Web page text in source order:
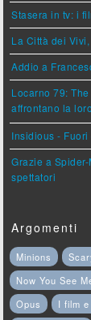
Stasera in tv: i
La Città dei
Addio a
Locarno 79:
affrontano la
Insidious -
Grazie a
spettatori
Argomenti
Minions
Now You See
Opus
I film